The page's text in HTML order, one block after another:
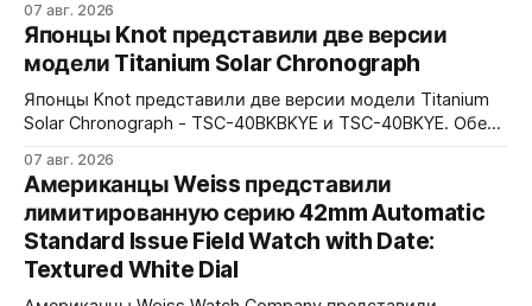
стекло 2,5 мм с антибликом. Крышка с гравировкой
дайверской маски. Соответствует стандарту MIL-STD-
810H. Водозащита 300 метров. 40x41,5 мм Seiko VH31A
кварц На черном каучуковом ремешке
07 авг. 2026
Японцы Knot представили две версии
модели Titanium Solar Chronograph
Японцы Knot представили две версии модели Titanium
Solar Chronograph - TSC-40BKBKYE и TSC-40BKYE. Обе
у TSC-40BKBKYE жёлтые акценты на чёрном
циферблате, у TSC-40BKYE - полностью жёлтый
циферблат. Логотип Knot также выполнен в жёлтом
цвете. Часы продаются в комплекте с силиконовым
ремешком.
07 авг. 2026
Американцы Weiss представили
лимитированную серию 42mm Automatic
Standard Issue Field Watch with Date:
Textured White Dial